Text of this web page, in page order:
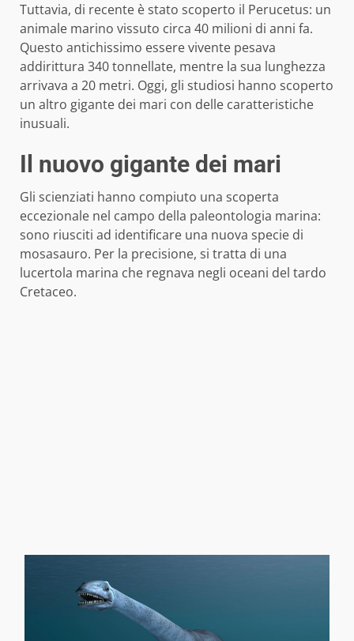
Tuttavia, di recente è stato scoperto il Perucetus: un
animale marino vissuto circa 40 milioni di anni fa.
Questo antichissimo essere vivente pesava
addirittura 340 tonnellate, mentre la sua lunghezza
arrivava a 20 metri. Oggi, gli studiosi hanno scoperto
un altro gigante dei mari con delle caratteristiche
inusuali.
Il nuovo gigante dei mari
Gli scienziati hanno compiuto una scoperta
eccezionale nel campo della paleontologia marina:
sono riusciti ad identificare una nuova specie di
mosasauro. Per la precisione, si tratta di una
lucertola marina che regnava negli oceani del tardo
Cretaceo.